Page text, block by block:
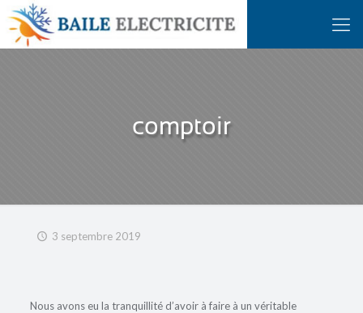
comptoir
3 septembre 2019
Nous avons eu la tranquillité d’avoir à faire à un véritable